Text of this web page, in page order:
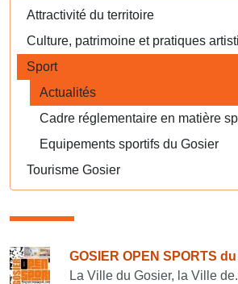
Attractivité du territoire
Culture, patrimoine et pratiques
Sport
Actualités
Cadre réglementaire en matière
Equipements sportifs du Gosier
Tourisme Gosier
Consulter également
GOSIER OPEN SPORTS du
La Ville du Gosier, la Ville